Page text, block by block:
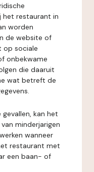
het restaurant in
worden
de website of
op sociale
onbekwame
die daaruit
wat betreft de
kan het
minderjarigen
wanneer
restaurant met
een baan- of